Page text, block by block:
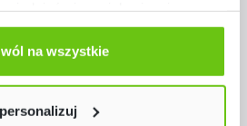
przycisk „Odmowa”. Wtedy
dla naszej strony.
przez kliknięcie przycisku w
na wszystkie
x 70 szary z 6 krzesłami P
rozm. 4
produktu:ZEST5266